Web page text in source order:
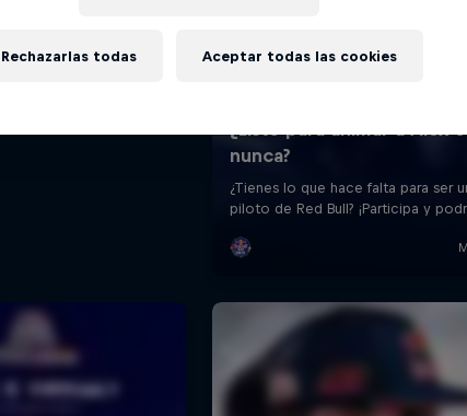
Rechazarlas todas Aceptar todas las cookies